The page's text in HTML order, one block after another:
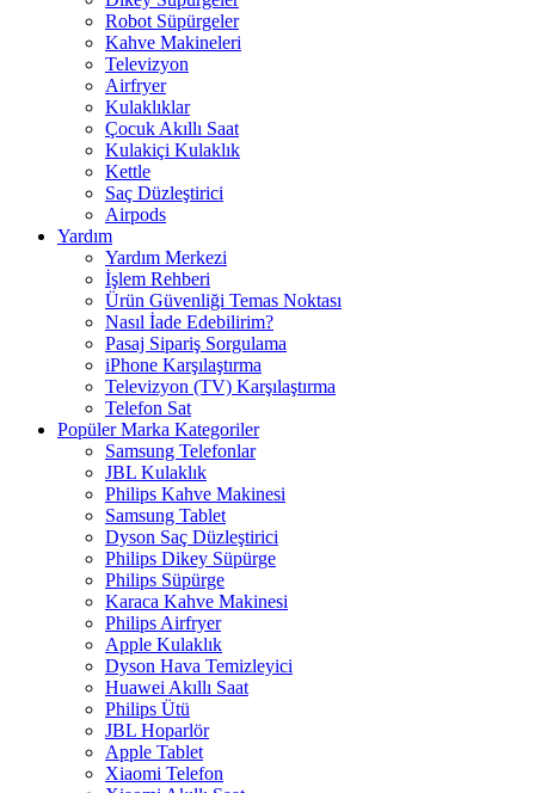
Robot Süpürgeler
Kahve Makineleri
Televizyon
Airfryer
Kulaklıklar
Çocuk Akıllı Saat
Kulakiçi Kulaklık
Kettle
Saç Düzleştirici
Airpods
Yardım
Yardım Merkezi
İşlem Rehberi
Ürün Güvenliği Temas Noktası
Nasıl İade Edebilirim?
Pasaj Sipariş Sorgulama
iPhone Karşılaştırma
Televizyon (TV) Karşılaştırma
Telefon Sat
Popüler Marka Kategoriler
Samsung Telefonlar
JBL Kulaklık
Philips Kahve Makinesi
Samsung Tablet
Dyson Saç Düzleştirici
Philips Dikey Süpürge
Philips Süpürge
Karaca Kahve Makinesi
Philips Airfryer
Apple Kulaklık
Dyson Hava Temizleyici
Huawei Akıllı Saat
Philips Ütü
JBL Hoparlör
Apple Tablet
Xiaomi Telefon